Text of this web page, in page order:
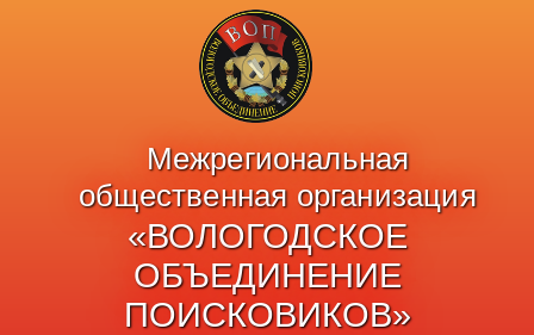
Межрегиональная
общественная организация
«ВОЛОГОДСКОЕ
ОБЪЕДИНЕНИЕ
ПОИСКОВИКОВ»